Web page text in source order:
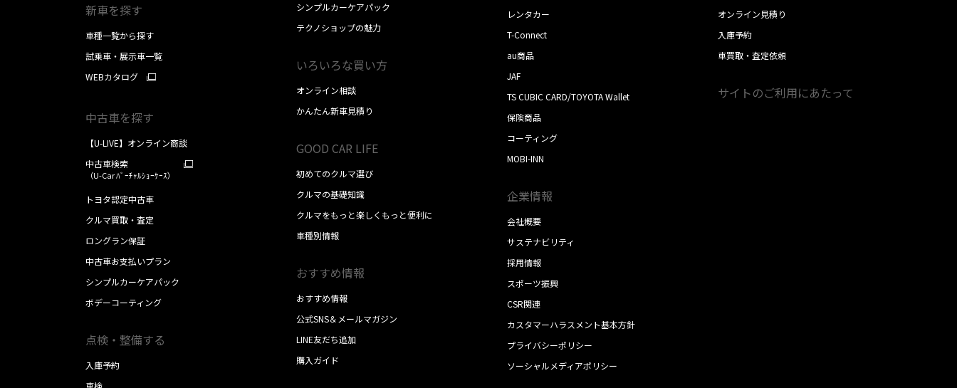
新車を探す
車種一覧から探す
試乗車・展示車一覧
WEBカタログ
中古車を探す
【U-LIVE】オンライン商談
中古車検索
（U-Car ﾊﾞｰﾁｬﾙｼｮｰｹｰｽ）
トヨタ認定中古車
クルマ買取・査定
ロングラン保証
中古車お支払いプラン
シンプルカーケアパック
ボデーコーティング
点検・整備する
入庫予約
車検
シンプルカーケアパック
テクノショップの魅力
いろいろな買い方
オンライン相談
かんたん新車見積り
GOOD CAR LIFE
初めてのクルマ選び
クルマの基礎知識
クルマをもっと楽しくもっと便利に
車種別情報
おすすめ情報
おすすめ情報
公式SNS＆メールマガジン
LINE友だち追加
購入ガイド
レンタカー
T-Connect
au商品
JAF
TS CUBIC CARD/TOYOTA Wallet
保険商品
コーティング
MOBI-INN
企業情報
会社概要
サステナビリティ
採用情報
スポーツ振興
CSR関連
カスタマーハラスメント基本方針
プライバシーポリシー
ソーシャルメディアポリシー
オンライン見積り
入庫予約
車買取・査定依頼
サイトのご利用にあたって